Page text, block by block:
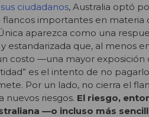
ciudadanos, Australia optó
importantes en materia
aparezca como una
estandarizada que, al menos
costo —una mayor exposición
es el intento de no
Por un lado, no cierra el
nuevos riesgos. El riesgo,
—o incluso más